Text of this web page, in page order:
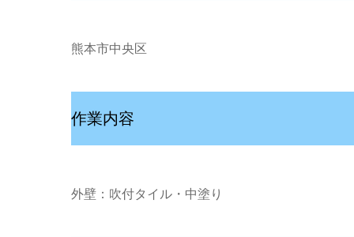
熊本市中央区
作業内容
外壁：吹付タイル・中塗り